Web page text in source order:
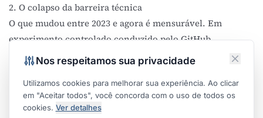
2. O colapso da barreira técnica
O que mudou entre 2023 e agora é mensurável. Em
experimento controlado conduzido pelo GitHub,
desenvolvedores com assistente de código completaram a
mesma tarefa 55% mais rápido que o grupo de controle. A
pesquisa anual do Stack Overflow de 2024registrou que
76% dos desenvolvedores usavam ou planejavam usar
Nos respeitamos sua privacidade
Utilizamos cookies para melhorar sua experiência. Ao clicar
em "Aceitar todos", você concorda com o uso de todos os
cookies. Ver detalhes